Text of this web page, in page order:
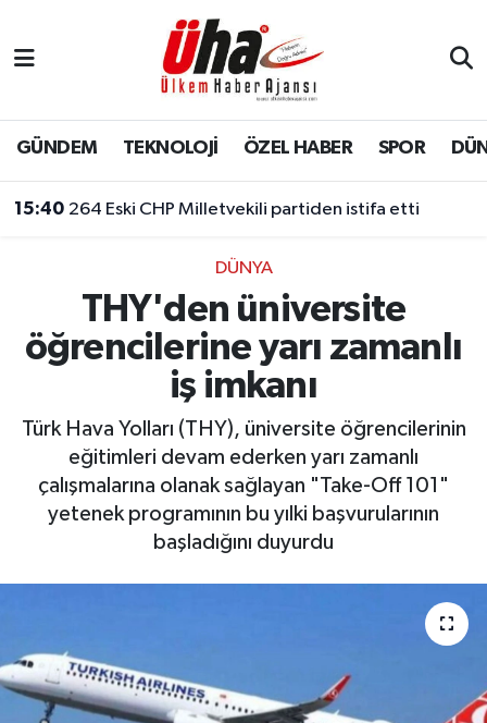
GÜNDEM TEKNOLOJİ ÖZEL HABER SPOR
15:40 264 Eski CHP Milletvekili partiden istifa etti
DÜNYA
THY'den üniversite
öğrencilerine yarı zamanlı
iş imkanı
Türk Hava Yolları (THY), üniversite öğrencilerinin
eğitimleri devam ederken yarı zamanlı
çalışmalarına olanak sağlayan "Take-Off 101"
yetenek programının bu yılki başvurularının
başladığını duyurdu
İstanbul Nöbetçi Eczaneler
İstanbul Hava Durumu
Süper Lig Puan Durumu ve Fikstür
Tüm Manşetler
Son Dakika Haberleri
Haber Arşivi